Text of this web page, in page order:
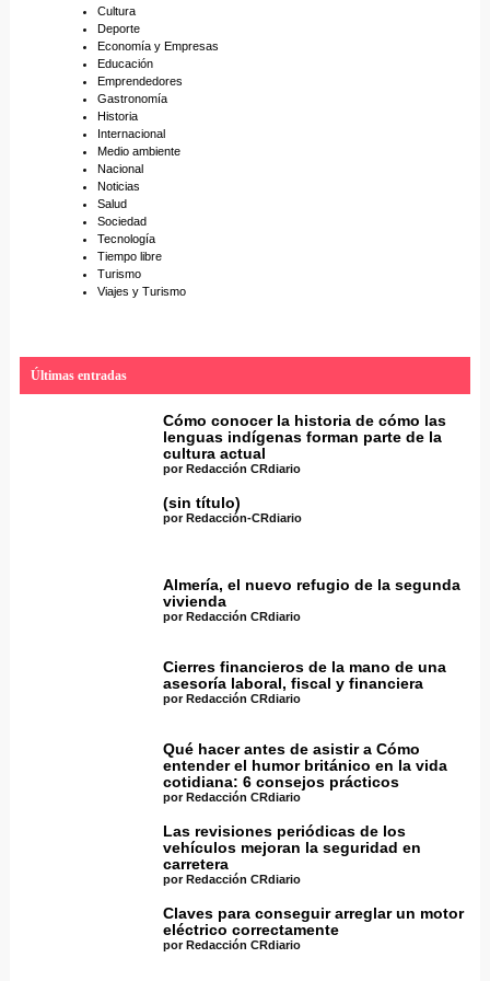
Cultura
Deporte
Economía y Empresas
Educación
Emprendedores
Gastronomía
Historia
Internacional
Medio ambiente
Nacional
Noticias
Salud
Sociedad
Tecnología
Tiempo libre
Turismo
Viajes y Turismo
Últimas entradas
Cómo conocer la historia de cómo las
lenguas indígenas forman parte de la
cultura actual
por Redacción CRdiario
(sin título)
por Redacción-CRdiario
Almería, el nuevo refugio de la segunda
vivienda
por Redacción CRdiario
Cierres financieros de la mano de una
asesoría laboral, fiscal y financiera
por Redacción CRdiario
Qué hacer antes de asistir a Cómo
entender el humor británico en la vida
cotidiana: 6 consejos prácticos
por Redacción CRdiario
Las revisiones periódicas de los
vehículos mejoran la seguridad en
carretera
por Redacción CRdiario
Claves para conseguir arreglar un motor
eléctrico correctamente
por Redacción CRdiario